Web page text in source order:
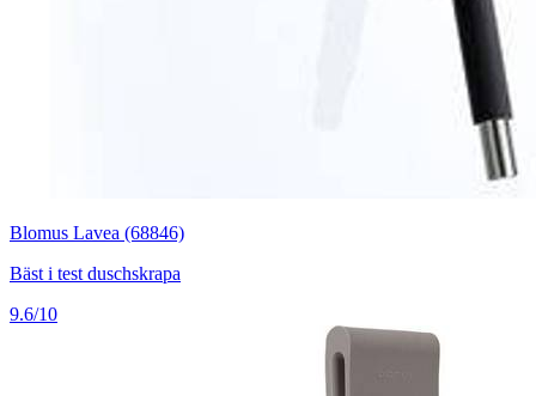
Blomus Lavea (68846)
Bäst i test duschskrapa
9.6/10